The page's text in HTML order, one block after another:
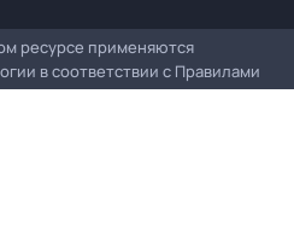
ресурсе применяются
в соответствии с Правилами